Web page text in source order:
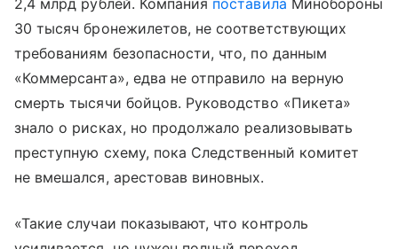
30 тысяч бронежилетов, не соответствующих
требованиям безопасности, что, по данным
«Коммерсанта», едва не отправило на верную
смерть тысячи бойцов. Руководство «Пикета»
знало о рисках, но продолжало реализовывать
преступную схему, пока Следственный комитет
не вмешался, арестовав виновных.
«Такие случаи показывают, что контроль